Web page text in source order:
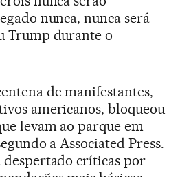
nunca, nunca será
Trump durante o
de manifestantes,
americanos, bloqueou
levam ao parque em
a Associated Press.
despertado críticas por